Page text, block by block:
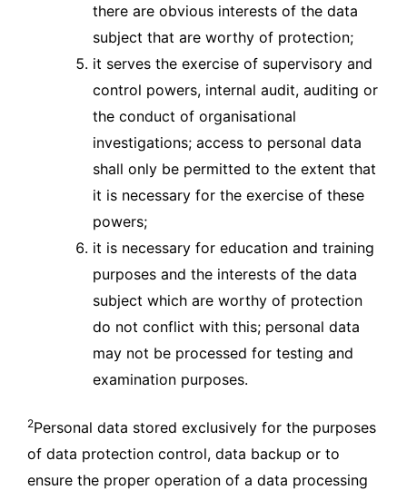
there are obvious interests of the data
subject that are worthy of protection;
it serves the exercise of supervisory and
control powers, internal audit, auditing or
the conduct of organisational
investigations; access to personal data
shall only be permitted to the extent that
it is necessary for the exercise of these
powers;
it is necessary for education and training
purposes and the interests of the data
subject which are worthy of protection
do not conflict with this; personal data
may not be processed for testing and
examination purposes.
2Personal data stored exclusively for the purposes
of data protection control, data backup or to
ensure the proper operation of a data processing